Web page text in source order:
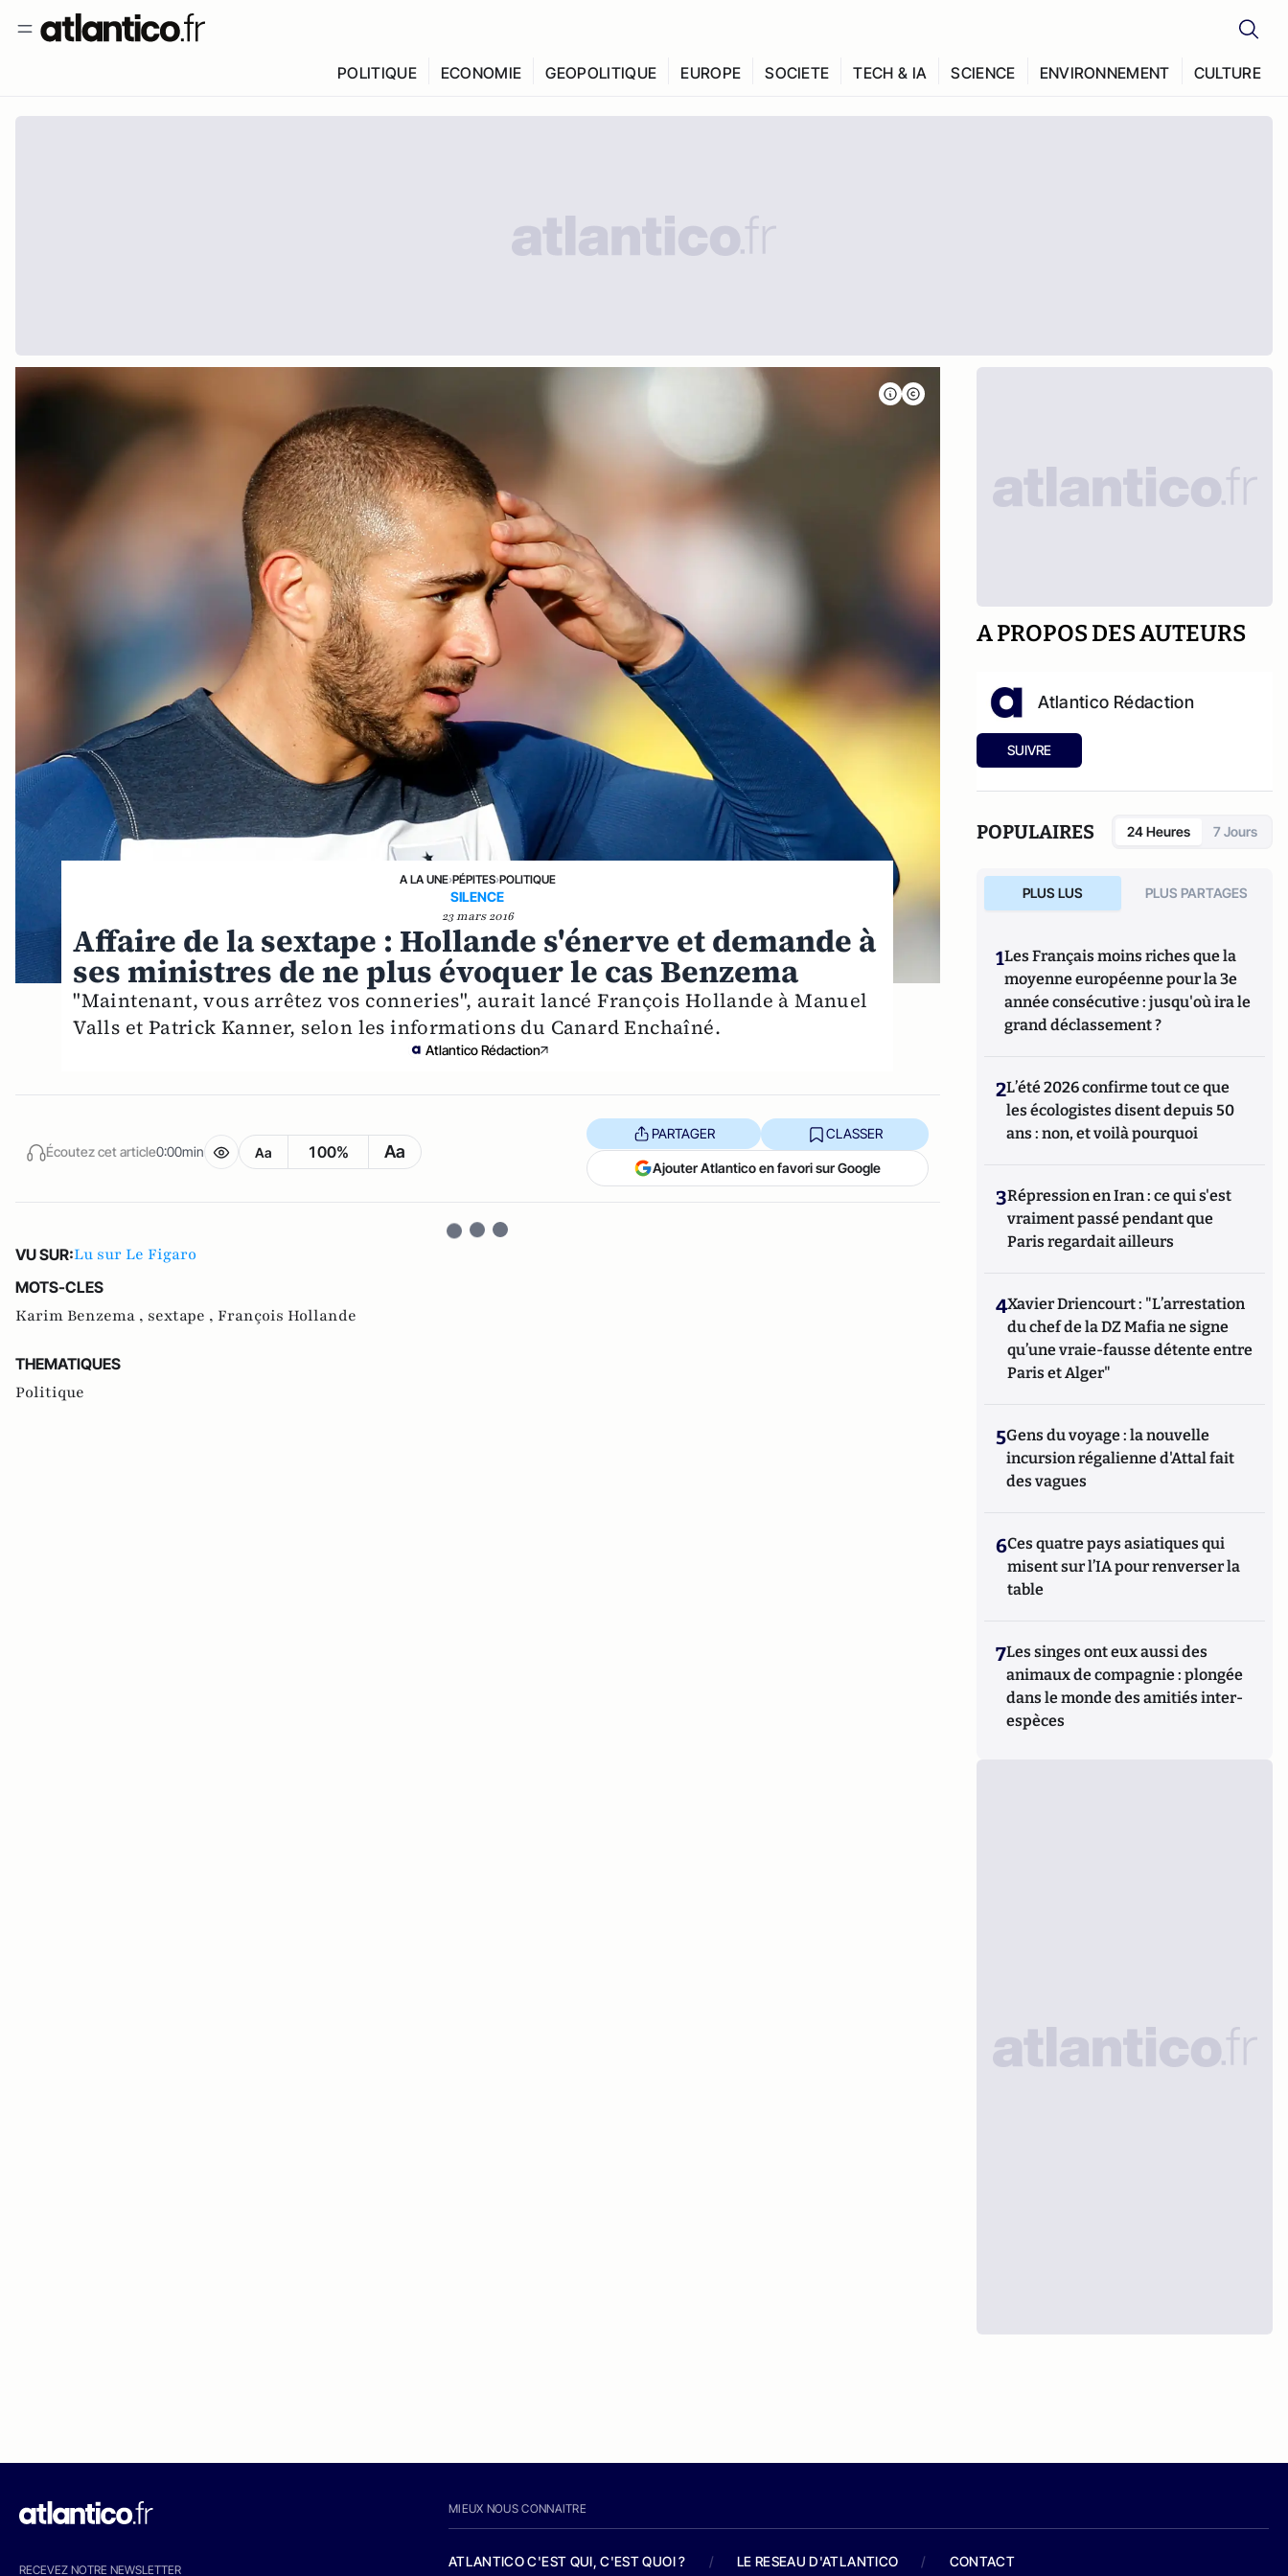
POLITIQUE ECONOMIE GEOPOLITIQUE EUROPE SOCIETE TECH & IA SCIENCE ENVIRONNEMENT CULTURE
A LA UNE›PÉPITES›POLITIQUE
SILENCE
23 mars 2016
Affaire de la sextape : Hollande s'énerve et demande à
ses ministres de ne plus évoquer le cas Benzema
"Maintenant, vous arrêtez vos conneries", aurait lancé François Hollande à Manuel
Valls et Patrick Kanner, selon les informations du Canard Enchaîné.
Atlantico Rédaction
Écoutez cet article0:00min Aa 100% Aa
PARTAGER CLASSER
Ajouter Atlantico en favori sur Google
VU SUR:Lu sur Le Figaro
MOTS-CLES
Karim Benzema , sextape , François Hollande
THEMATIQUES
Politique
A PROPOS DES AUTEURS
Atlantico Rédaction
SUIVRE
POPULAIRES 24 Heures 7 Jours
PLUS LUS PLUS PARTAGES
1Les Français moins riches que la
moyenne européenne pour la 3e
année consécutive : jusqu'où ira le
grand déclassement ?
2L’été 2026 confirme tout ce que
les écologistes disent depuis 50
ans : non, et voilà pourquoi
3Répression en Iran : ce qui s'est
vraiment passé pendant que
Paris regardait ailleurs
4Xavier Driencourt : "L’arrestation
du chef de la DZ Mafia ne signe
qu’une vraie-fausse détente entre
Paris et Alger"
5Gens du voyage : la nouvelle
incursion régalienne d'Attal fait
des vagues
6Ces quatre pays asiatiques qui
misent sur l’IA pour renverser la
table
7Les singes ont eux aussi des
animaux de compagnie : plongée
dans le monde des amitiés inter-
espèces
RECEVEZ NOTRE NEWSLETTER
MIEUX NOUS CONNAITRE
ATLANTICO C'EST QUI, C'EST QUOI ? / LE RESEAU D'ATLANTICO / CONTACT